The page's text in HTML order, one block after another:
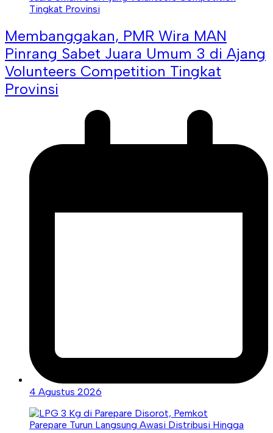
Membanggakan, PMR Wira MAN
Pinrang Sabet Juara Umum 3 di Ajang
Volunteers Competition Tingkat
Provinsi
4 Agustus 2026